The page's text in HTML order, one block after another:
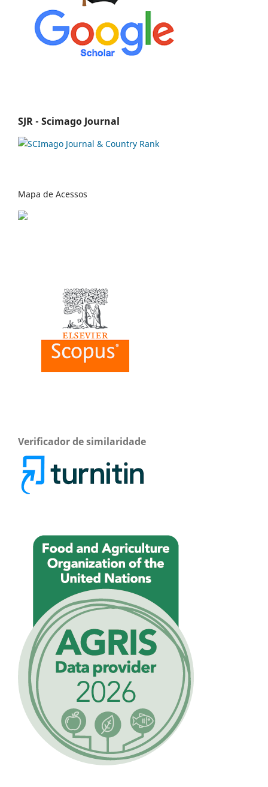
SJR - Scimago Journal
Mapa de Acessos
Verificador de similaridade